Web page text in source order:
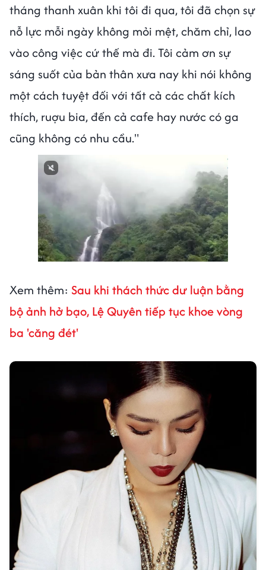
tháng thanh xuân khi tôi đi qua, tôi đã chọn sự
nỗ lực mỗi ngày không mỏi mệt, chăm chỉ, lao
vào công việc cứ thế mà đi. Tôi cảm ơn sự
sáng suốt của bản thân xưa nay khi nói không
một cách tuyệt đối với tất cả các chất kích
thích, ruợu bia, đến cả cafe hay nước có ga
cũng không có nhu cầu."
Xem thêm: Sau khi thách thức dư luận bằng
bộ ảnh hở bạo, Lệ Quyên tiếp tục khoe vòng
ba 'căng đét'